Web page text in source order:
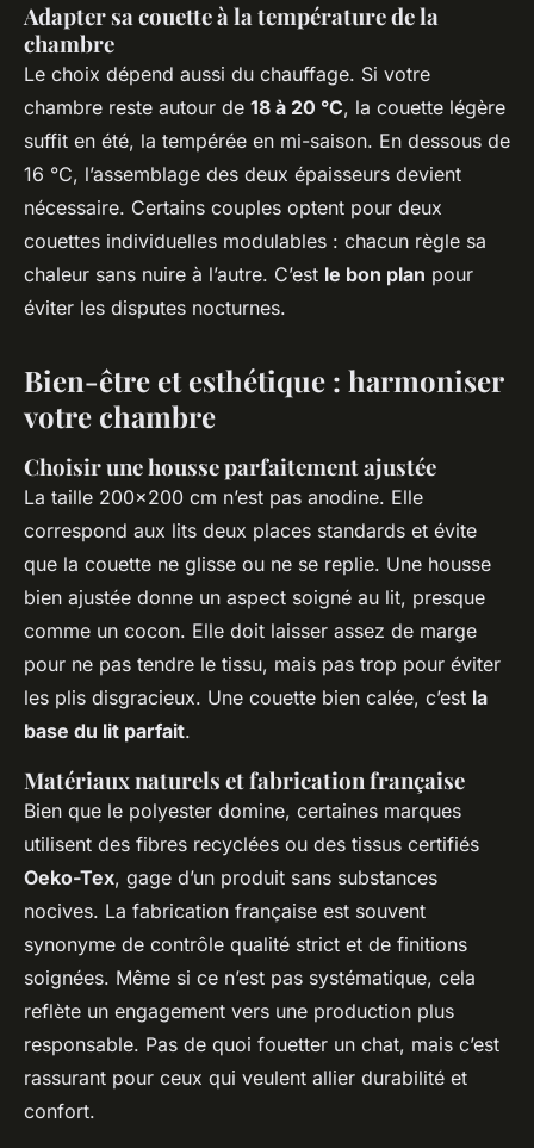
Adapter sa couette à la température de la
chambre
Le choix dépend aussi du chauffage. Si votre
chambre reste autour de 18 à 20 °C, la couette légère
suffit en été, la tempérée en mi-saison. En dessous de
16 °C, l’assemblage des deux épaisseurs devient
nécessaire. Certains couples optent pour deux
couettes individuelles modulables : chacun règle sa
chaleur sans nuire à l’autre. C’est le bon plan pour
éviter les disputes nocturnes.
Bien-être et esthétique : harmoniser
votre chambre
Choisir une housse parfaitement ajustée
La taille 200x200 cm n’est pas anodine. Elle
correspond aux lits deux places standards et évite
que la couette ne glisse ou ne se replie. Une housse
bien ajustée donne un aspect soigné au lit, presque
comme un cocon. Elle doit laisser assez de marge
pour ne pas tendre le tissu, mais pas trop pour éviter
les plis disgracieux. Une couette bien calée, c’est la
base du lit parfait.
Matériaux naturels et fabrication française
Bien que le polyester domine, certaines marques
utilisent des fibres recyclées ou des tissus certifiés
Oeko-Tex, gage d’un produit sans substances
nocives. La fabrication française est souvent
synonyme de contrôle qualité strict et de finitions
soignées. Même si ce n’est pas systématique, cela
reflète un engagement vers une production plus
responsable. Pas de quoi fouetter un chat, mais c’est
rassurant pour ceux qui veulent allier durabilité et
confort.